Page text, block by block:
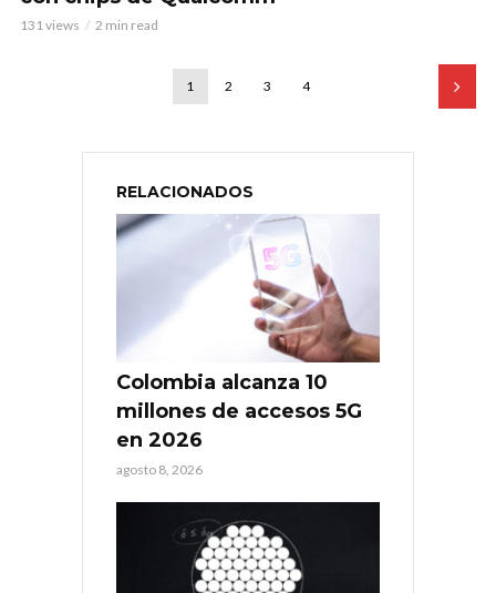
131 views 2 min read
1 2 3 4
RELACIONADOS
Colombia alcanza 10
millones de accesos 5G
en 2026
agosto 8, 2026